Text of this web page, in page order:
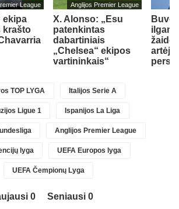
League
ekipa
krašto
Anglijos Premier League
X. Alonso: „Esu
patenkintas
dabartiniais
„Chelsea“ ekipos
vartininkais“
Buvęs
artėja
TOP LYGA Italijos Serie A
Ligue 1 Ispanijos La Liga
Anglijos Premier League
lyga UEFA Europos lyga
UEFA Čempionų Lyga
0
Seniausi 0